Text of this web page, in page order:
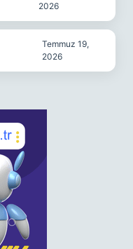
2026
Temmuz 19,
2026